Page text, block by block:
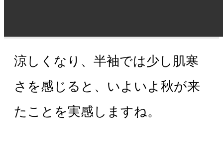
涼しくなり、半袖では少し肌寒
さを感じると、いよいよ秋が来
たことを実感しますね。